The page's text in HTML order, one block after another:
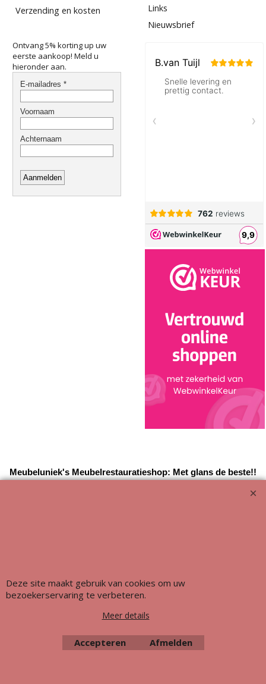
Verzending en kosten
Links
Nieuwsbrief
Ontvang 5% korting up uw
eerste aankoop! Meld u
hieronder aan.
Meubeluniek's Meubelrestauratieshop: Met glans de beste!!
Webwinkel gemaakt met ShopFactory webwinkel software.
Deze site maakt gebruik van cookies om uw
bezoekerservaring te verbeteren.
Meer details
Accepteren Afmelden